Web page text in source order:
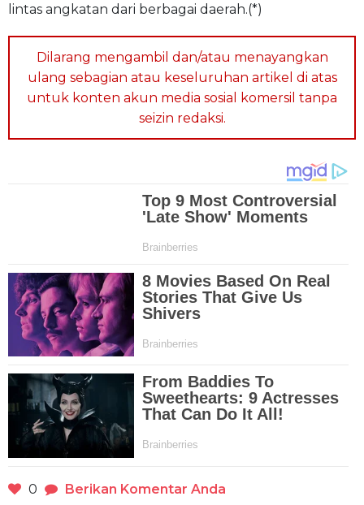
lintas angkatan dari berbagai daerah.(*)
Dilarang mengambil dan/atau menayangkan
ulang sebagian atau keseluruhan artikel di atas
untuk konten akun media sosial komersil tanpa
seizin redaksi.
0 Berikan Komentar Anda